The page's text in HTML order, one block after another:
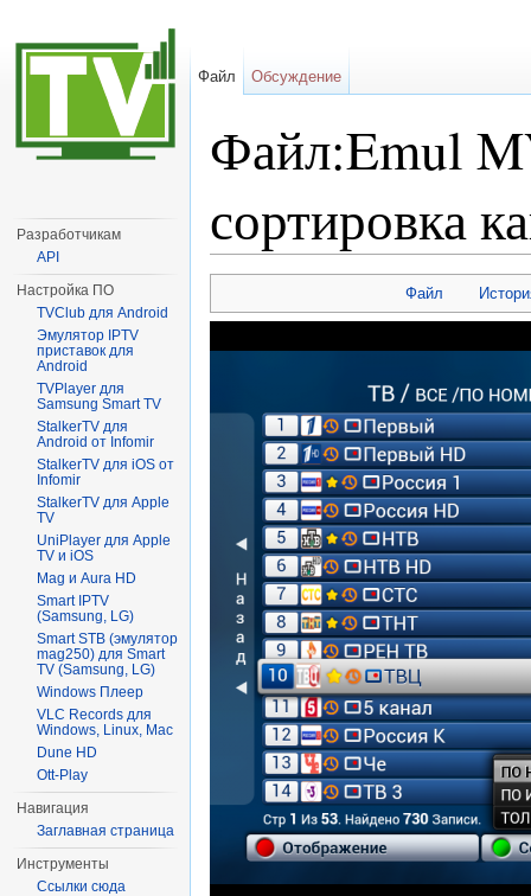
Файл:Emul
сортировка
Файл
Файл Обсуждение
Разработчикам
API
Настройка ПО
TVClub для Android
Эмулятор IPTV
приставок для
Android
TVPlayer для
Samsung Smart TV
StalkerTV для
Android от Infomir
StalkerTV для iOS от
Infomir
StalkerTV для Apple
TV
UniPlayer для Apple
TV и iOS
Mag и Aura HD
Smart IPTV
(Samsung, LG)
Smart STB (эмулятор
mag250) для Smart
TV (Samsung, LG)
Windows Плеер
VLC Records для
Windows, Linux, Mac
Dune HD
Ott-Play
Навигация
Заглавная страница
Инструменты
Ссылки сюда